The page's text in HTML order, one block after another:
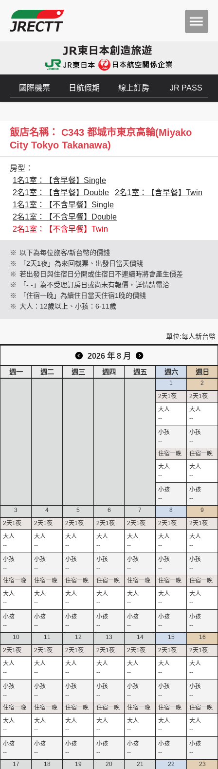
創造旅遊
國際機票 日航假期 線上訂房 JR PASS
飯店名稱： C343 都城市東京高輪(Miyako
City Tokyo Takanawa)
房型：
1名1室：【含早餐】Single
2名1室：【含早餐】Double
2名1室：【含早餐】Twin
1名1室：【不含早餐】Single
2名1室：【不含早餐】Double
2名1室：【不含早餐】Twin
※ 以下為每位旅客/新台幣的價錢
※
「2天1夜」為來回機票、出發日當天價錢
※ 若出發日與住宿日分開或住宿日不連續時將會產生價差
※
「- -」為不受理訂房日或尚未有報價，詳情請電洽
※
「住宿一晚」為續住日當天住宿1晚的價錢
※ 大人：12歲以上、小孩：6-11歲
單位:每人新台幣
2026 年 8 月
週一 週二 週三 週四 週五 週六 週日
1
--
--
--
--
2
--
--
--
--
3
--
--
--
--
4
--
--
--
--
5
--
--
--
--
6
--
--
--
--
7
--
--
--
--
8
--
--
--
--
9
--
--
--
--
10
--
--
--
--
11
--
--
--
--
12
--
--
--
--
13
--
--
--
--
14
--
--
--
--
15
--
--
--
--
16
--
--
--
--
17
18 19 20 21 22 23